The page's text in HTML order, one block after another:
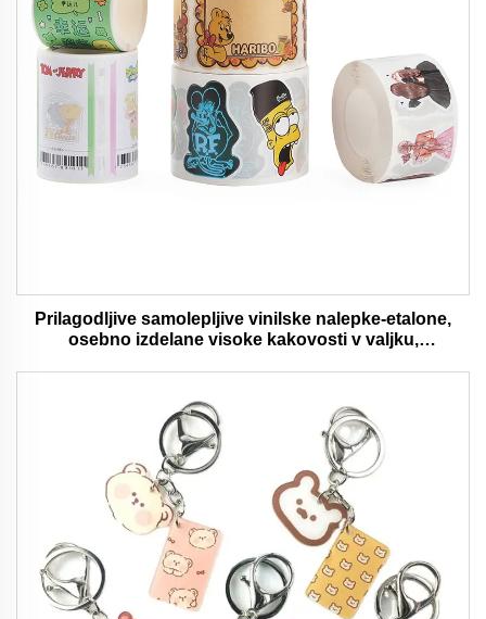
Prilagodljive samolepljive vinilske nalepke-etalone,
osebno izdelane visoke kakovosti v valjku,